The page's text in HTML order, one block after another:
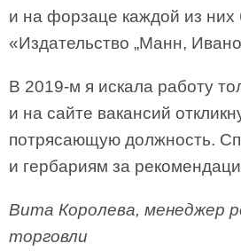
и на форзаце каждой из них
«Издательство „Манн,
В 2019-м я искала работу
и на сайте вакансий
потрясающую должность.
и гербариям за
Вита Королева, менеджер
торговли